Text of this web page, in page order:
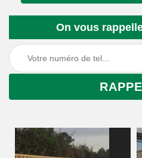
On vous